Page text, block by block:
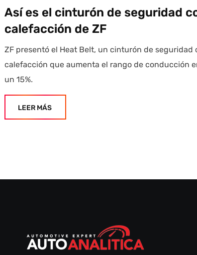
Así es el cinturón de seguridad
calefacción de ZF
ZF presentó el Heat Belt, un cinturón de seguridad
calefacción que aumenta el rango de conducción
un 15%.
LEER MÁS